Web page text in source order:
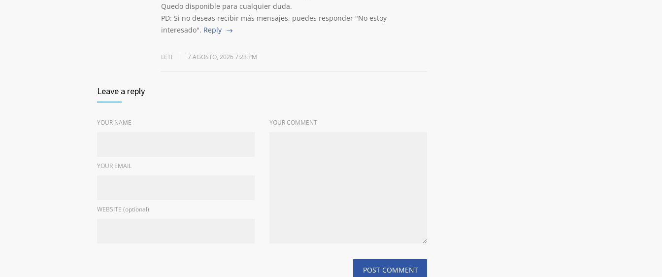
Quedo disponible para cualquier duda.
PD: Si no deseas recibir más mensajes, puedes responder "No estoy
interesado". Reply
LETI 7 AGOSTO, 2026 7:23 PM
Leave a reply
YOUR NAME
YOUR EMAIL
WEBSITE (optional)
YOUR COMMENT